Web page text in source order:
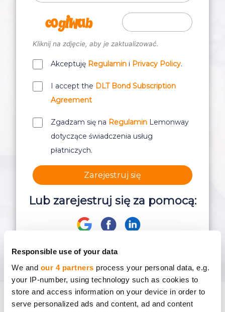
Responsible use of your data
We and our 4 partners process your personal data, e.g.
your IP-number, using technology such as cookies to
store and access information on your device in order to
serve personalized ads and content, ad and content
Kliknij na zdjęcie, aby je zaktualizować.
Akceptuję Regulamin i Privacy Policy.
I accept the DLT Bond Subscription
Agreement
Zgadzam się na Regulamin Lemonway
dotyczące świadczenia usług
płatniczych.
Zarejestruj się
Lub zarejestruj się za pomocą: